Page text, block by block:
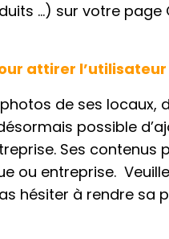
…) sur votre page
attirer l’utilisateur
de ses
possible
Ses
ou entreprise.
hésiter à rendre sa